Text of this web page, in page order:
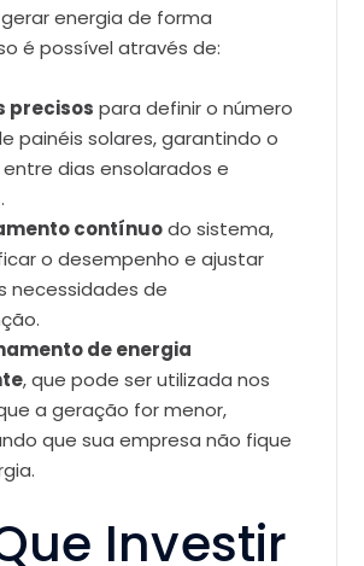
energia de forma
é possível através de:
precisos para definir o número
painéis solares, garantindo o
dias ensolarados e
contínuodo sistema,
o desempenho e ajustar
necessidades de
de energia
, que pode ser utilizada nos
a geração for menor,
que sua empresa não fique
Investir